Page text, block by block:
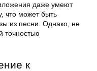
даже умеют
что может быть
из песни. Однако, не
точностью
к